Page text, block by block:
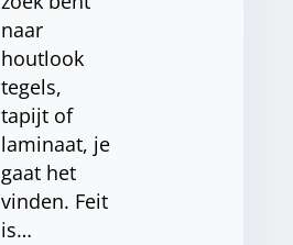
naar
houtlook
tegels,
tapijt of
laminaat, je
gaat het
vinden. Feit
is…